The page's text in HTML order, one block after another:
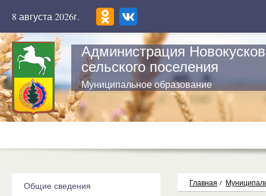
8 августа 2026г.
Администрация
сельского поселения
Муниципальное образование
Главная /
Общие сведения